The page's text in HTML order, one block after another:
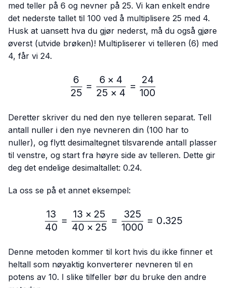
med teller på 6 og nevner på 25. Vi kan enkelt endre
det nederste tallet til 100 ved å multiplisere 25 med 4.
Husk at uansett hva du gjør nederst, må du også gjøre
øverst (utvide brøken)! Multipliserer vi telleren (6) med
4, får vi 24.
\frac{6}{25}=\frac{6 ×
25
6
=
25 × 4
6 × 4
=
100
24
Deretter skriver du ned den nye telleren separat. Tell
antall nuller i den nye nevneren din (100 har to
nuller), og flytt desimaltegnet tilsvarende antall plasser
til venstre, og start fra høyre side av telleren. Dette gir
deg det endelige desimaltallet: 0.24.
La oss se på et annet eksempel:
\frac{13}{40}=\frac{13
40
13
=
40 × 25
13 × 25
=
1000
325
= 0.325
Denne metoden kommer til kort hvis du ikke finner et
heltall som nøyaktig konverterer nevneren til en
potens av 10. I slike tilfeller bør du bruke den andre